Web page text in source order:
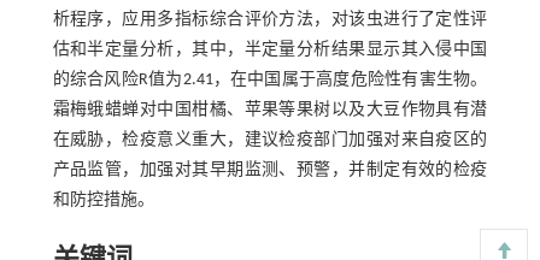
析程序，应用多指标综合评价方法，对该虫进行了定性评
估和半定量分析，其中，半定量分析结果显示其入侵中国
的综合风险R值为2.41，在中国属于高度危险性有害生物。
霜梅蛾蜡蝉对中国柑橘、苹果等果树以及大豆作物具有潜
在威胁，检疫意义重大，建议检疫部门加强对来自疫区的
产品监管，加强对其早期监测、预警，并制定有效的检疫
和防控措施。